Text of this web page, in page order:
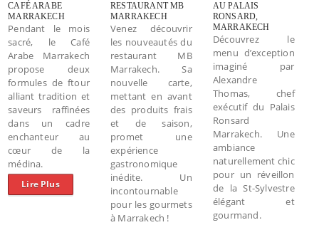
CAFÉ ARABE
MARRAKECH
Pendant le mois
sacré, le Café
Arabe Marrakech
propose deux
formules de ftour
alliant tradition et
saveurs raffinées
dans un cadre
enchanteur au
cœur de la
médina.
Lire Plus
RESTAURANT MB
MARRAKECH
Venez découvrir
les nouveautés du
restaurant MB
Marrakech. Sa
nouvelle carte,
mettant en avant
des produits frais
et de saison,
promet une
expérience
gastronomique
inédite. Un
incontournable
pour les gourmets
à Marrakech !
AU PALAIS
RONSARD,
MARRAKECH
Découvrez le
menu d’exception
imaginé par
Alexandre
Thomas, chef
exécutif du Palais
Ronsard
Marrakech. Une
ambiance
naturellement chic
pour un réveillon
de la St-Sylvestre
élégant et
gourmand.